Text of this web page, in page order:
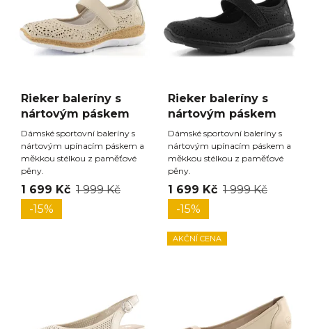
Rieker baleríny s
nártovým páskem
Dámské sportovní baleríny s
nártovým upínacím páskem a
měkkou stélkou z paměťové
pěny.
1 699 Kč 1 999 Kč
-15%
Rieker baleríny s
nártovým páskem
Dámské sportovní baleríny s
nártovým upínacím páskem a
měkkou stélkou z paměťové
pěny.
1 699 Kč 1 999 Kč
-15%
AKČNÍ CENA